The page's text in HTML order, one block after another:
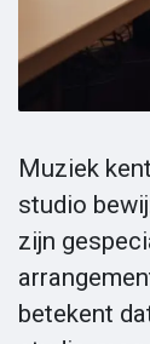
Muziek
studio
zijn
betekent